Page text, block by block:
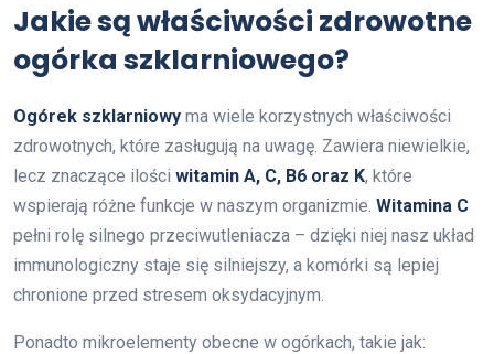
Jakie są właściwości zdrowotne
ogórka szklarniowego?
Ogórek szklarniowy ma wiele korzystnych właściwości
zdrowotnych, które zasługują na uwagę. Zawiera niewielkie,
lecz znaczące ilości witamin A, C, B6 oraz K, które
wspierają różne funkcje w naszym organizmie. Witamina C
pełni rolę silnego przeciwutleniacza – dzięki niej nasz układ
immunologiczny staje się silniejszy, a komórki są lepiej
chronione przed stresem oksydacyjnym.
Ponadto mikroelementy obecne w ogórkach, takie jak: